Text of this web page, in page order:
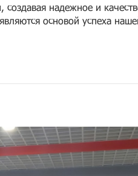
создавая надежное и
основой успеха